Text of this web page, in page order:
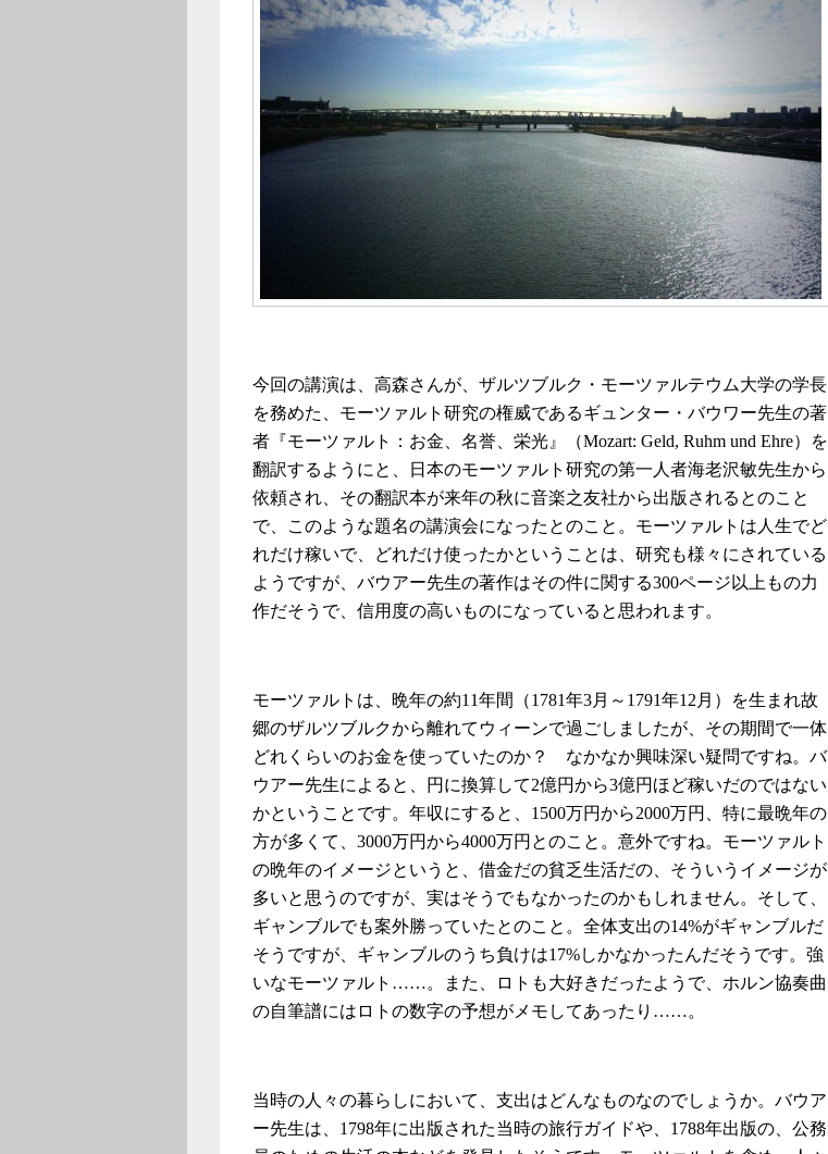
今回の講演は、高森さんが、ザルツブルク・モーツァルテウム大学の学長
を務めた、モーツァルト研究の権威であるギュンター・バウワー先生の著
者『モーツァルト：お金、名誉、栄光』（Mozart: Geld, Ruhm und Ehre）を
翻訳するようにと、日本のモーツァルト研究の第一人者海老沢敏先生から
依頼され、その翻訳本が来年の秋に音楽之友社から出版されるとのこと
で、このような題名の講演会になったとのこと。モーツァルトは人生でど
れだけ稼いで、どれだけ使ったかということは、研究も様々にされている
ようですが、バウアー先生の著作はその件に関する300ページ以上もの力
作だそうで、信用度の高いものになっていると思われます。
モーツァルトは、晩年の約11年間（1781年3月～1791年12月）を生まれ故
郷のザルツブルクから離れてウィーンで過ごしましたが、その期間で一体
どれくらいのお金を使っていたのか？ なかなか興味深い疑問ですね。バ
ウアー先生によると、円に換算して2億円から3億円ほど稼いだのではない
かということです。年収にすると、1500万円から2000万円、特に最晩年の
方が多くて、3000万円から4000万円とのこと。意外ですね。モーツァルト
の晩年のイメージというと、借金だの貧乏生活だの、そういうイメージが
多いと思うのですが、実はそうでもなかったのかもしれません。そして、
ギャンブルでも案外勝っていたとのこと。全体支出の14%がギャンブルだ
そうですが、ギャンブルのうち負けは17%しかなかったんだそうです。強
いなモーツァルト……。また、ロトも大好きだったようで、ホルン協奏曲
の自筆譜にはロトの数字の予想がメモしてあったり……。
当時の人々の暮らしにおいて、支出はどんなものなのでしょうか。バウア
ー先生は、1798年に出版された当時の旅行ガイドや、1788年出版の、公務